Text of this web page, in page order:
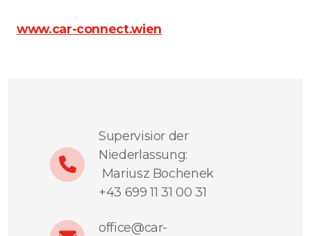
www.car-connect.wien
Supervisior der
Niederlassung:
Mariusz Bochenek
+43 699 11 31 00 31
office@car-